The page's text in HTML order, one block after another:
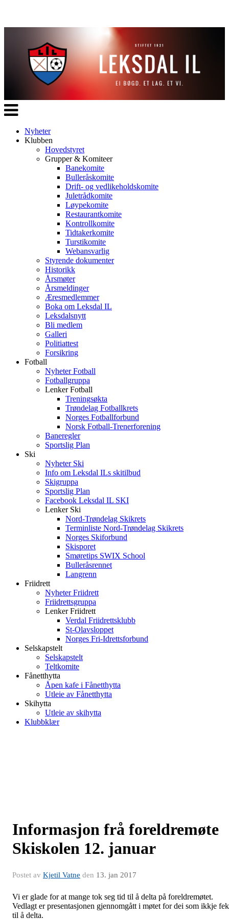
Veksle
navigasjon
Nyheter
Klubben
Hovedstyret
Grupper & Komiteer
Banekomite
Bulleråskomite
Drift- og vedlikeholdskomite
Juletrådkomite
Løypekomite
Restaurantkomite
Kontrollkomite
Tidtakerkomite
Turstikomite
Webansvarlig
Styrende dokumenter
Historikk
Årsmøter
Årsmeldinger
Æresmedlemmer
Boka om Leksdal IL
Leksdalsnytt
Bli medlem
Galleri
Politiattest
Forsikring
Fotball
Nyheter Fotball
Fotballgruppa
Lenker Fotball
Treningsøkta
Trøndelag Fotballkrets
Norges Fotballforbund
Norsk Fotball-Trenerforening
Baneregler
Sportslig Plan
Ski
Nyheter Ski
Info om Leksdal ILs skitilbud
Skigruppa
Sportslig Plan
Facebook Leksdal IL SKI
Lenker Ski
Nord-Trøndelag Skikrets
Terminliste Nord-Trøndelag Skikrets
Norges Skiforbund
Skisporet
Smøretips SWIX School
Bulleråsrennet
Langrenn
Friidrett
Nyheter Friidrett
Friidrettsgruppa
Lenker Friidrett
Verdal Friidrettsklubb
St-Olavsloppet
Norges Fri-Idrettsforbund
Selskapstelt
Selskapstelt
Teltkomite
Fånetthytta
Åpen kafe i Fånetthytta
Utleie av Fånetthytta
Skihytta
Utleie av skihytta
Klubbklær
Informasjon frå foreldremøte
Skiskolen 12. januar
Postet av Kjetil Vatne den 13. jan 2017
Vi er glade for at mange tok seg tid til å delta på foreldremøtet.
Vedlagt er presentasjonen gjennomgått i møtet for dei som ikkje
til å delta.